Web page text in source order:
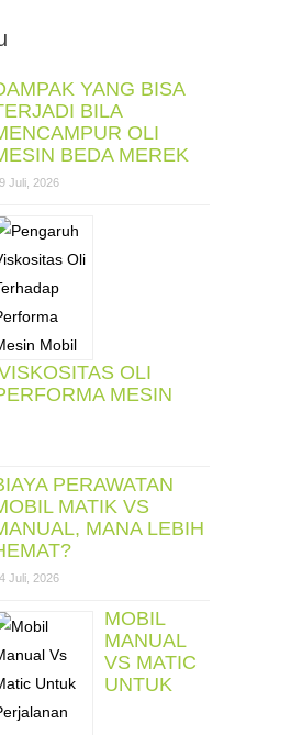
YANG BISA
BILA
OLI
BEDA MEREK
Juli, 2026
OLI
MESIN
PERAWATAN
MATIK VS
MANA LEBIH
Juli, 2026
MOBIL
MANUAL
VS MATIC
UNTUK